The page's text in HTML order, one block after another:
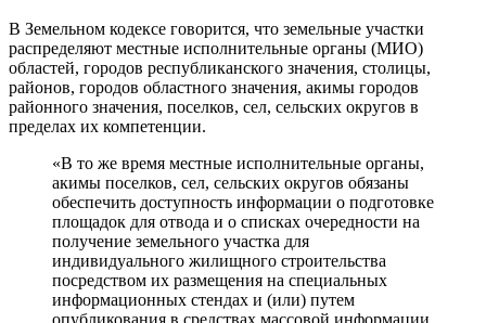
В Земельном кодексе говорится, что земельные участки
распределяют местные исполнительные органы (МИО)
областей, городов республиканского значения, столицы,
районов, городов областного значения, акимы городов
районного значения, поселков, сел, сельских округов в
пределах их компетенции.
«В то же время местные исполнительные органы,
акимы поселков, сел, сельских округов обязаны
обеспечить доступность информации о подготовке
площадок для отвода и о списках очередности на
получение земельного участка для
индивидуального жилищного строительства
посредством их размещения на специальных
информационных стендах и (или) путем